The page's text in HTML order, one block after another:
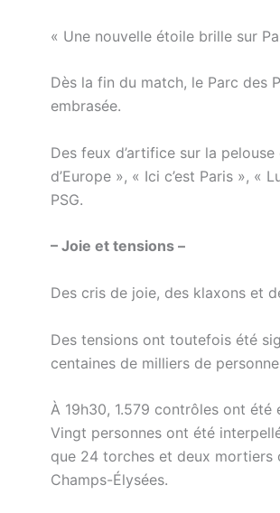
« Une nouvelle étoile brille sur
Dès la fin du match, le Parc des
embrasée.
Des feux d’artifice sur la
d’Europe », « Ici c’est Paris »,
PSG.
– Joie et tensions –
Des cris de joie, des klaxons et
Des tensions ont toutefois été
centaines de milliers de
À 19h30, 1.579 contrôles ont été
Vingt personnes ont été
que 24 torches et deux mortiers
Champs-Élysées.